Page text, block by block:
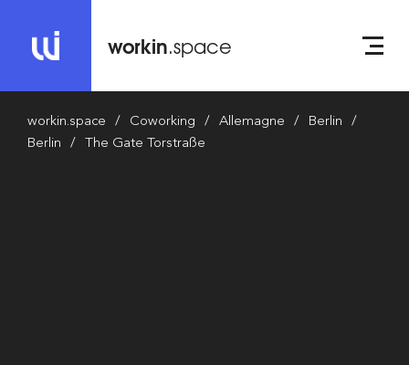
workin.space
workin.space Coworking Allemagne
Berlin
Berlin
The Gate Torstraße